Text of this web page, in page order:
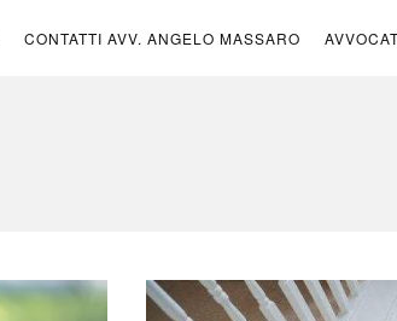
CONTATTI AVV. ANGELO MASSARO